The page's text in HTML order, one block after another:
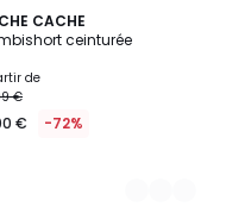
CACHE
ceinturée
de
€
€ -72%